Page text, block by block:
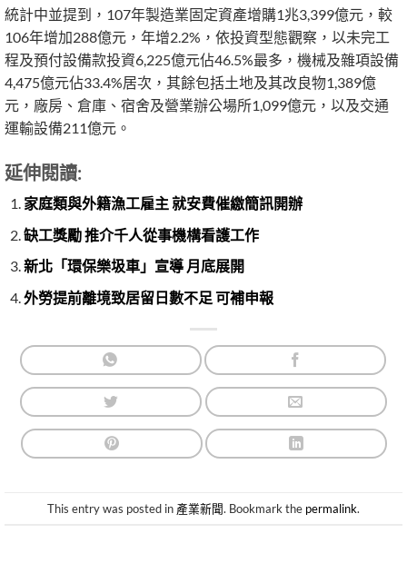
統計中並提到，107年製造業固定資產增購1兆3,399億元，較
106年增加288億元，年增2.2%，依投資型態觀察，以未完工
程及預付設備款投資6,225億元佔46.5%最多，機械及雜項設備
4,475億元佔33.4%居次，其餘包括土地及其改良物1,389億
元，廠房、倉庫、宿舍及營業辦公場所1,099億元，以及交通
運輸設備211億元。
延伸閱讀:
家庭類與外籍漁工雇主 就安費催繳簡訊開辦
缺工獎勵 推介千人從事機構看護工作
新北「環保樂圾車」宣導 月底展開
外勞提前離境致居留日數不足 可補申報
This entry was posted in 產業新聞. Bookmark the permalink.